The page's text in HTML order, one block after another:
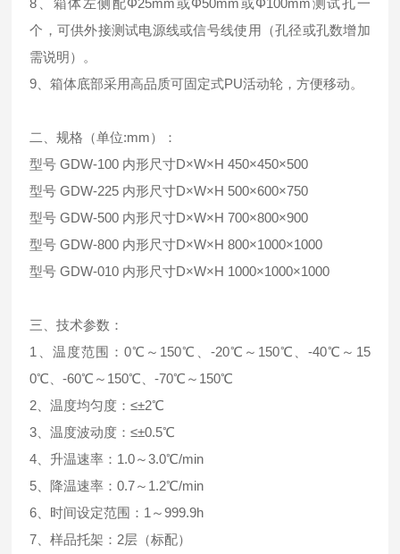
8、箱体左侧配Φ25mm或Φ50mm或Φ100mm测试孔一
个，可供外接测试电源线或信号线使用（孔径或孔数增加
需说明）。
9、箱体底部采用高品质可固定式PU活动轮，方便移动。
二、规格（单位:mm）：
型号 GDW-100 内形尺寸D×W×H 450×450×500
型号 GDW-225 内形尺寸D×W×H 500×600×750
型号 GDW-500 内形尺寸D×W×H 700×800×900
型号 GDW-800 内形尺寸D×W×H 800×1000×1000
型号 GDW-010 内形尺寸D×W×H 1000×1000×1000
三、技术参数：
1、温度范围：0℃～150℃、-20℃～150℃、-40℃～15
0℃、-60℃～150℃、-70℃～150℃
2、温度均匀度：≤±2℃
3、温度波动度：≤±0.5℃
4、升温速率：1.0～3.0℃/min
5、降温速率：0.7～1.2℃/min
6、时间设定范围：1～999.9h
7、样品托架：2层（标配）